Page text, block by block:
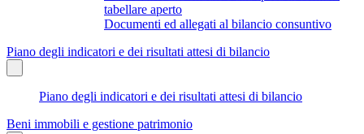
tabellare aperto
Documenti ed allegati al bilancio consuntivo
Piano degli indicatori e dei risultati attesi di bilancio
Piano degli indicatori e dei risultati attesi di bilancio
Beni immobili e gestione patrimonio